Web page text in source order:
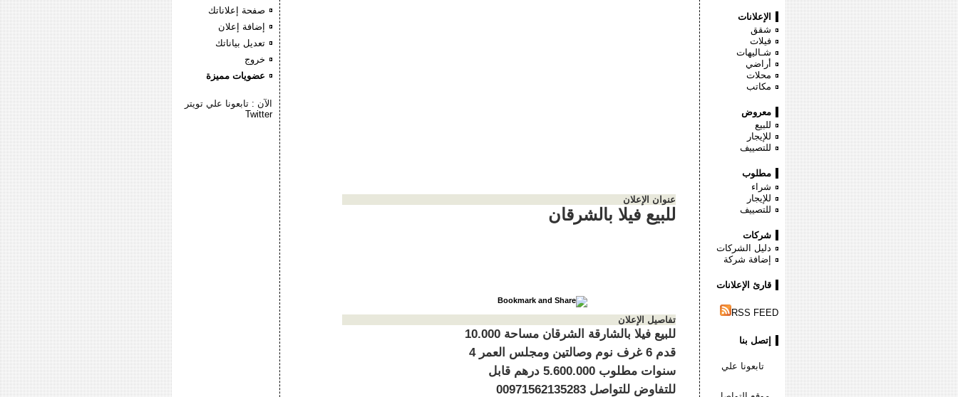
صفحة إعلاناتك
إضافة إعلان
تعديل بياناتك
خروج
عضويات مميزة
الآن : تابعونا علي تويتر
Twitter
عنوان الإعلان
للبيع فيلا بالشرقان
تفاصيل الإعلان
للبيع فيلا بالشارقة الشرقان مساحة 10.000
قدم 6 غرف نوم وصالتين ومجلس العمر 4
سنوات مطلوب 5.600.000 درهم قابل
للتفاوض للتواصل 00971562135283
الإعلانات
شقق
فيلات
شـاليهات
أراضي
محلات
مكاتب
معروض
للبيع
للإيجار
للتصييف
مطلوب
شراء
للإيجار
للتصييف
شركات
دليل الشركات
إضافة شركة
قارئ الإعلانات
RSS FEED
إتصل بنا
تابعونا علي